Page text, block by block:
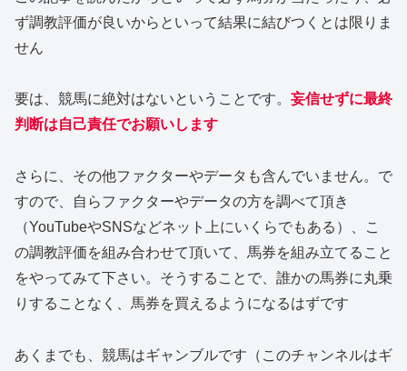
ず調教評価が良いからといって結果に結びつくとは限りま
せん
要は、競馬に絶対はないということです。 妄信せずに最終
判断は自己責任でお願いします
さらに、その他ファクターやデータも含んでいません。で
すので、自らファクターやデータの方を調べて頂き
（YouTubeやSNSなどネット上にいくらでもある）、こ
の調教評価を組み合わせて頂いて、馬券を組み立てること
をやってみて下さい。そうすることで、誰かの馬券に丸乗
りすることなく、馬券を買えるようになるはずです
あくまでも、競馬はギャンブルです（このチャンネルはギ